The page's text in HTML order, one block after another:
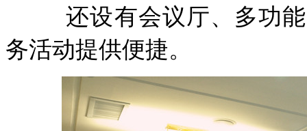
还设有会议厅、多功
务活动提供便捷。